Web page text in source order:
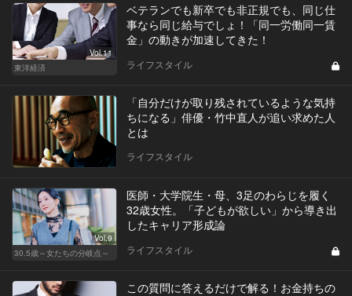
Vol.11
東洋経済
ベテランでも新卒でも非正規でも、同じ仕
事なら同じ給与でしょ！「同一労働同一賃
金」の動きが加速してきた！
ライフスタイル
「自分だけが取り残されているような気持
ちになる」俳優・竹中直人が追い求めた人
とは
ライフスタイル
Vol.9
30.5歳～女たちの分岐点～
医師・大学院生・母、3足のわらじを履く
32歳女性。「子どもが欲しい」から導き出
したキャリア形成論
ライフスタイル
この質問に答えるだけで解る！お金持ちの